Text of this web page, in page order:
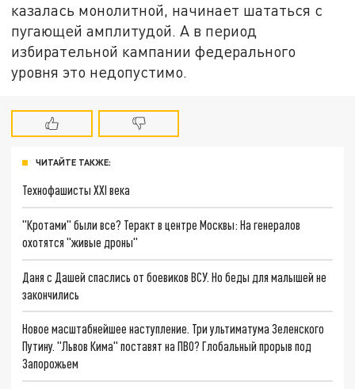
казалась монолитной, начинает шататься с
пугающей амплитудой. А в период
избирательной кампании федерального
уровня это недопустимо.
ЧИТАЙТЕ ТАКЖЕ:
Технофашисты XXI века
"Кротами" были все? Теракт в центре Москвы: На генералов
охотятся "живые дроны"
Даня с Дашей спаслись от боевиков ВСУ. Но беды для малышей не
закончились
Новое масштабнейшее наступление. Три ультиматума Зеленского
Путину. "Львов Кима" поставят на ПВО? Глобальный прорыв под
Запорожьем